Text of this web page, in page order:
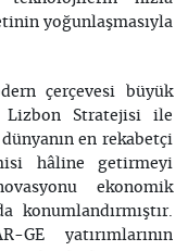
yoğunlaşmasıyla
çerçevesi büyük
Lizbon Stratejisi ile
en rekabetçi
hâline getirmeyi
ekonomik
konumlandırmıştır.
yatırımlarının